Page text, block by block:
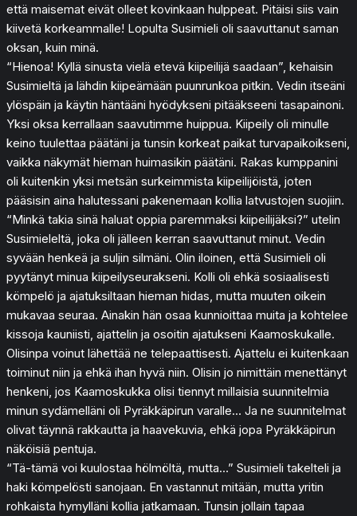
että maisemat eivät olleet kovinkaan hulppeat. Pitäisi siis vain
kiivetä korkeammalle! Lopulta Susimieli oli saavuttanut saman
oksan, kuin minä.
“Hienoa! Kyllä sinusta vielä etevä kiipeilijä saadaan”, kehaisin
Susimieltä ja lähdin kiipeämään puunrunkoa pitkin. Vedin itseäni
ylöspäin ja käytin häntääni hyödykseni pitääkseeni tasapainoni.
Yksi oksa kerrallaan saavutimme huippua. Kiipeily oli minulle
keino tuulettaa päätäni ja tunsin korkeat paikat turvapaikoikseni,
vaikka näkymät hieman huimasikin päätäni. Rakas kumppanini
oli kuitenkin yksi metsän surkeimmista kiipeilijöistä, joten
pääsisin aina halutessani pakenemaan kollia latvustojen suojiin.
“Minkä takia sinä haluat oppia paremmaksi kiipeilijäksi?” utelin
Susimieleltä, joka oli jälleen kerran saavuttanut minut. Vedin
syvään henkeä ja suljin silmäni. Olin iloinen, että Susimieli oli
pyytänyt minua kiipeilyseurakseni. Kolli oli ehkä sosiaalisesti
kömpelö ja ajatuksiltaan hieman hidas, mutta muuten oikein
mukavaa seuraa. Ainakin hän osaa kunnioittaa muita ja kohtelee
kissoja kauniisti, ajattelin ja osoitin ajatukseni Kaamoskukalle.
Olisinpa voinut lähettää ne telepaattisesti. Ajattelu ei kuitenkaan
toiminut niin ja ehkä ihan hyvä niin. Olisin jo nimittäin menettänyt
henkeni, jos Kaamoskukka olisi tiennyt millaisia suunnitelmia
minun sydämelläni oli Pyräkkäpirun varalle… Ja ne suunnitelmat
olivat täynnä rakkautta ja haavekuvia, ehkä jopa Pyräkkäpirun
näköisiä pentuja.
“Tä-tämä voi kuulostaa hölmöltä, mutta…” Susimieli takelteli ja
haki kömpelösti sanojaan. En vastannut mitään, mutta yritin
rohkaista hymylläni kollia jatkamaan. Tunsin jollain tapaa